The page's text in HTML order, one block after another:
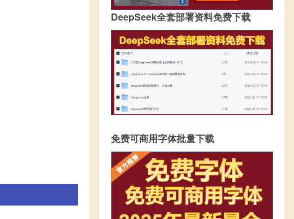
DeepSeek全套部署资料免费下载
免费可商用字体批量下载